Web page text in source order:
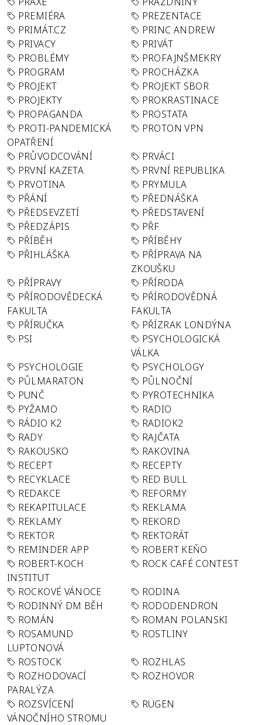
PREMIÉRA
PREZENTACE
PRIMÁT.CZ
PRINC ANDREW
PRIVACY
PRIVÁT
PROBLÉMY
PROFAJNŠMEKRY
PROGRAM
PROCHÁZKA
PROJEKT
PROJEKT SBOR
PROJEKTY
PROKRASTINACE
PROPAGANDA
PROSTATA
PROTI-PANDEMICKÁ
OPATŘENÍ
PROTON VPN
PRŮVODCOVÁNÍ
PRVÁCI
PRVNÍ KAZETA
PRVNÍ REPUBLIKA
PRVOTINA
PRYMULA
PŘÁNÍ
PŘEDNÁŠKA
PŘEDSEVZETÍ
PŘEDSTAVENÍ
PŘEDZÁPIS
PŘF
PŘÍBĚH
PŘÍBĚHY
PŘIHLÁŠKA
PŘÍPRAVA NA
ZKOUŠKU
PŘÍPRAVY
PŘÍRODA
PŘÍRODOVĚDECKÁ
FAKULTA
PŘÍRODOVĚDNÁ
FAKULTA
PŘÍRUČKA
PŘÍZRAK LONDÝNA
PSI
PSYCHOLOGICKÁ
VÁLKA
PSYCHOLOGIE
PSYCHOLOGY
PŮLMARATON
PŮLNOČNÍ
PUNČ
PYROTECHNIKA
PYŽAMO
RADIO
RÁDIO K2
RADIOK2
RADY
RAJČATA
RAKOUSKO
RAKOVINA
RECEPT
RECEPTY
RECYKLACE
RED BULL
REDAKCE
REFORMY
REKAPITULACE
REKLAMA
REKLAMY
REKORD
REKTOR
REKTORÁT
REMINDER APP
ROBERT KEŇO
ROBERT-KOCH
INSTITUT
ROCK CAFÉ CONTEST
ROCKOVÉ VÁNOCE
RODINA
RODINNÝ DM BĚH
RODODENDRON
ROMÁN
ROMAN POLANSKI
ROSAMUND
LUPTONOVÁ
ROSTLINY
ROSTOCK
ROZHLAS
ROZHODOVACÍ
PARALÝZA
ROZHOVOR
ROZSVÍCENÍ
VÁNOČNÍHO STROMU
RÜGEN